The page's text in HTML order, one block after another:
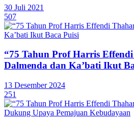
30 Juli 2021
507
“75 Tahun Prof Harris
Dalmenda dan Ka’bati Ikut
13 Desember 2024
251